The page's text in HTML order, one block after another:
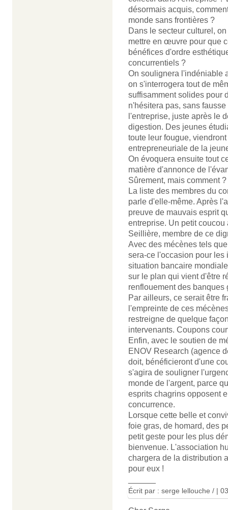
désormais acquis,
monde sans frontières ?
Dans le secteur culturel,
mettre en œuvre pour que
bénéfices d'ordre
concurrentiels ?
On soulignera l'indéniable
on s'interrogera tout de
suffisamment solides pour
n'hésitera pas, sans
l'entreprise, juste après le
digestion. Des jeunes
toute leur fougue,
entrepreneuriale de la
On évoquera ensuite tout
matière d'annonce de
Sûrement, mais comment ?
La liste des membres du
parle d'elle-même. Après
preuve de mauvais esprit
entreprise. Un petit
Seillière, membre de ce
Avec des mécènes tels
sera-ce l'occasion pour
situation bancaire
sur le plan qui vient d'être
renflouement des
Par ailleurs, ce serait être
l'empreinte de ces
restreigne de quelque
intervenants. Coupons
Enfin, avec le soutien de
ENOV Research (agence
doit, bénéficieront d'une
s'agira de souligner
monde de l'argent, parce
esprits chagrins opposent
concurrence.
Lorsque cette belle et
foie gras, de homard, des
petit geste pour les plus
bienvenue. L'association
chargera de la distribution
pour eux !
Écrit par : serge lellouche / |